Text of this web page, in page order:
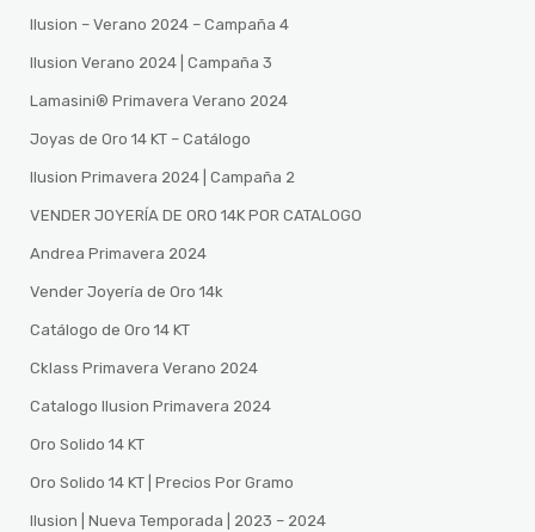
Ilusion – Verano 2024 – Campaña 4
Ilusion Verano 2024 | Campaña 3
Lamasini®️ Primavera Verano 2024
Joyas de Oro 14 KT – Catálogo
Ilusion Primavera 2024 | Campaña 2
VENDER JOYERÍA DE ORO 14K POR CATALOGO
Andrea Primavera 2024
Vender Joyería de Oro 14k
Catálogo de Oro 14 KT
Cklass Primavera Verano 2024
Catalogo Ilusion Primavera 2024
Oro Solido 14 KT
Oro Solido 14 KT | Precios Por Gramo
Ilusion | Nueva Temporada | 2023 – 2024